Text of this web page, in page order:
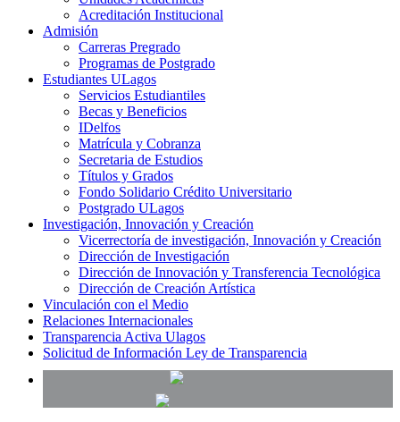
Acreditación Institucional
Admisión
Carreras Pregrado
Programas de Postgrado
Estudiantes ULagos
Servicios Estudiantiles
Becas y Beneficios
IDelfos
Matrícula y Cobranza
Secretaria de Estudios
Títulos y Grados
Fondo Solidario Crédito Universitario
Postgrado ULagos
Investigación, Innovación y Creación
Vicerrectoría de investigación, Innovación y Creación
Dirección de Investigación
Dirección de Innovación y Transferencia Tecnológica
Dirección de Creación Artística
Vinculación con el Medio
Relaciones Internacionales
Transparencia Activa Ulagos
Solicitud de Información Ley de Transparencia